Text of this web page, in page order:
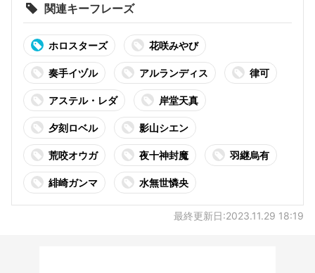
関連キーフレーズ
ホロスターズ 花咲みやび
奏手イヅル アルランディス 律可
アステル・レダ 岸堂天真
夕刻ロベル 影山シエン
荒咬オウガ 夜十神封魔 羽継烏有
緋崎ガンマ 水無世憐央
最終更新日:2023.11.29 18:19